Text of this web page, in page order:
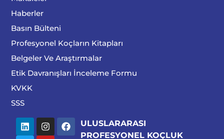
Haberler
Basın Bülteni
Profesyonel Koçların Kitapları
Belgeler Ve Araştırmalar
Etik Davranışları İnceleme Formu
KVKK
SSS
ULUSLARARASI
PROFESYONEL KOÇLUK